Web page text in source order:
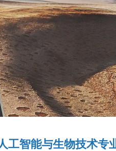
工智能与生物技术专